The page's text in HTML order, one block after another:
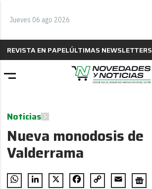
Jueves 06 ago 2026
REVISTA EN PAPELÚLTIMAS NEWSLETTERS
Noticias
Nueva monodosis de
Valderrama
WhatsAppLinkedIn
X FacebookCopy
Email